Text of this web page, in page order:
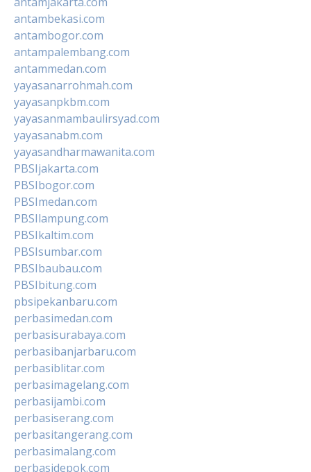
antambekasi.com
antambogor.com
antampalembang.com
antammedan.com
yayasanarrohmah.com
yayasanpkbm.com
yayasanmambaulirsyad.com
yayasanabm.com
yayasandharmawanita.com
PBSIjakarta.com
PBSIbogor.com
PBSImedan.com
PBSIlampung.com
PBSIkaltim.com
PBSIsumbar.com
PBSIbaubau.com
PBSIbitung.com
pbsipekanbaru.com
perbasimedan.com
perbasisurabaya.com
perbasibanjarbaru.com
perbasiblitar.com
perbasimagelang.com
perbasijambi.com
perbasiserang.com
perbasitangerang.com
perbasimalang.com
perbasidepok.com